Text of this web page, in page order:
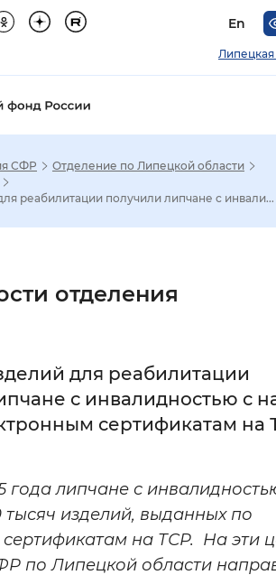
En
Липецкая
режима отображения
Увеличенный
Интервал между буквами
Цвет сайта
Инверсивный
СФР
Отделение по Липецкой области
реабилитации получили липчане с инвали...
отделения
для реабилитации
с инвалидностью с
сертификатам на
года липчане с
тысяч изделий, выданных по
на ТСР. На эти
по Липецкой области